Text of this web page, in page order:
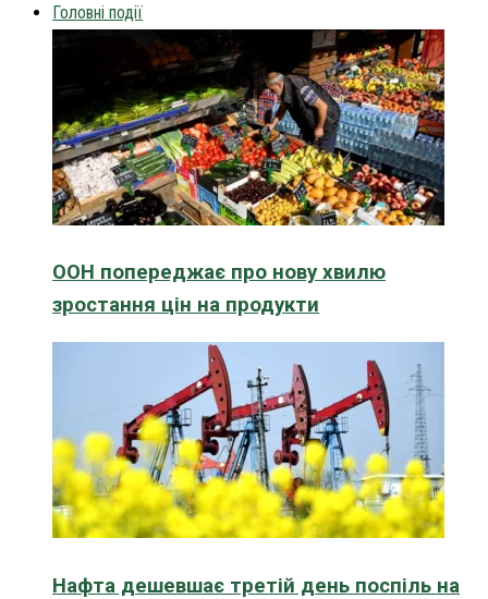
Головні події
ООН попереджає про нову хвилю
зростання цін на продукти
Нафта дешевшає третій день поспіль на